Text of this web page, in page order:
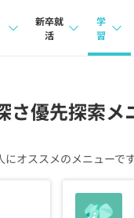
ビュー
新卒就
活
インターン
イベント・セミナー
学
習
問題集
リフ
さ優先探索
オススメのメニュー